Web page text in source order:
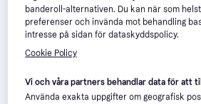
banderoll-alternativen. Du kan när som
preferenser och invända mot behandling
intresse på sidan för dataskyddspolicy.
Cookie Policy
Vi och våra partners behandlar data för att
Använda exakta uppgifter om geografisk